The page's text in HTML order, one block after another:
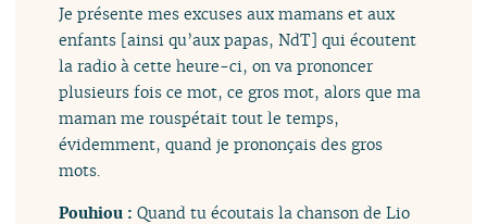
Je présente mes excuses aux mamans et aux
enfants [ainsi qu’aux papas, NdT] qui écoutent
la radio à cette heure-ci, on va prononcer
plusieurs fois ce mot, ce gros mot, alors que ma
maman me rouspétait tout le temps,
évidemment, quand je prononçais des gros
mots.
Pouhiou :Quand tu écoutais la chanson de Lio